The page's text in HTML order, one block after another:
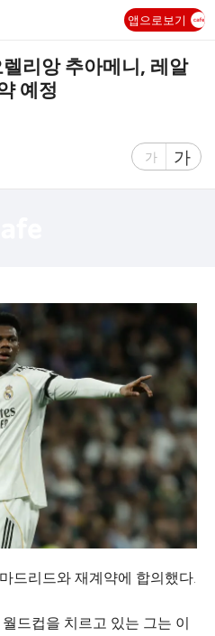
앱으로보기
리앙 추아메니, 레알
예정
글
가
글
자
가
드리드와 재계약에 합의했다.
드컵을 치르고 있는 그는 이